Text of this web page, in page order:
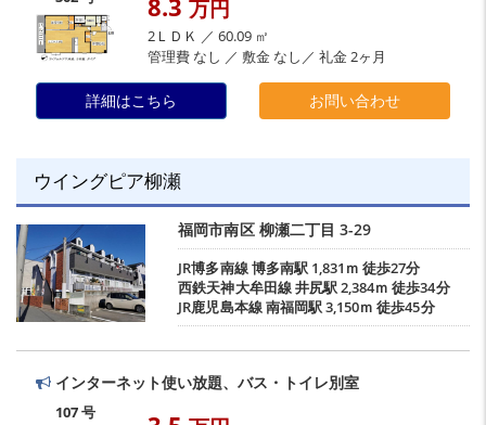
8.3 万円
2ＬＤＫ ／ 60.09 ㎡
管理費 なし ／ 敷金 なし／ 礼金 2ヶ月
詳細はこちら お問い合わせ
ウイングピア柳瀬
福岡市南区 柳瀬二丁目 3-29
JR博多南線博多南駅1,831ｍ 徒歩27分
西鉄天神大牟田線井尻駅2,384ｍ 徒歩34分
JR鹿児島本線南福岡駅3,150ｍ 徒歩45分
インターネット使い放題、バス・トイレ別室
107 号